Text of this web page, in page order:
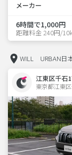
メーカー
6時間で1,000円
距離料金 240円/
WILL URBAN日
江東区千石
東京都江東